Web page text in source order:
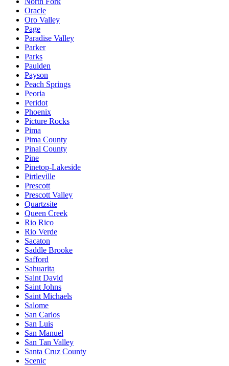
Oracle
Oro Valley
Page
Paradise Valley
Parker
Parks
Paulden
Payson
Peach Springs
Peoria
Peridot
Phoenix
Picture Rocks
Pima
Pima County
Pinal County
Pine
Pinetop-Lakeside
Pirtleville
Prescott
Prescott Valley
Quartzsite
Queen Creek
Rio Rico
Rio Verde
Sacaton
Saddle Brooke
Safford
Sahuarita
Saint David
Saint Johns
Saint Michaels
Salome
San Carlos
San Luis
San Manuel
San Tan Valley
Santa Cruz County
Scenic